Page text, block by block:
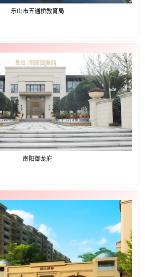
乐山市五通桥教育局
南阳御龙府